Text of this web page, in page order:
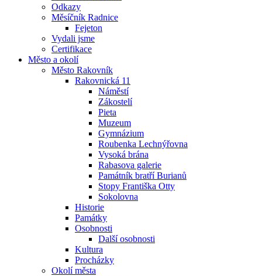
Odkazy
Měsíčník Radnice
Fejeton
Vydali jsme
Certifikace
Město a okolí
Město Rakovník
Rakovnická 11
Náměstí
Zákostelí
Pieta
Muzeum
Gymnázium
Roubenka Lechnýřovna
Vysoká brána
Rabasova galerie
Památník bratří Burianů
Stopy Františka Otty
Sokolovna
Historie
Památky
Osobnosti
Další osobnosti
Kultura
Procházky
Okolí města